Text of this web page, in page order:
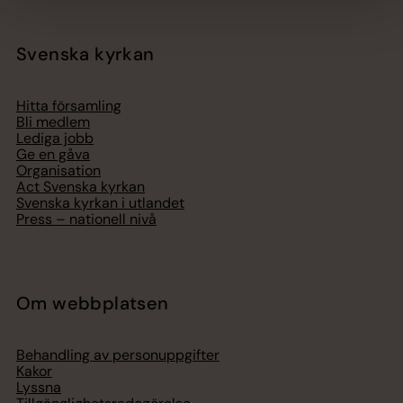
Svenska kyrkan
Hitta församling
Bli medlem
Lediga jobb
Ge en gåva
Organisation
Act Svenska kyrkan
Svenska kyrkan i utlandet
Press – nationell nivå
Om webbplatsen
Behandling av personuppgifter
Kakor
Lyssna